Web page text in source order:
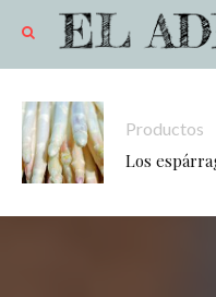
Productos
Los